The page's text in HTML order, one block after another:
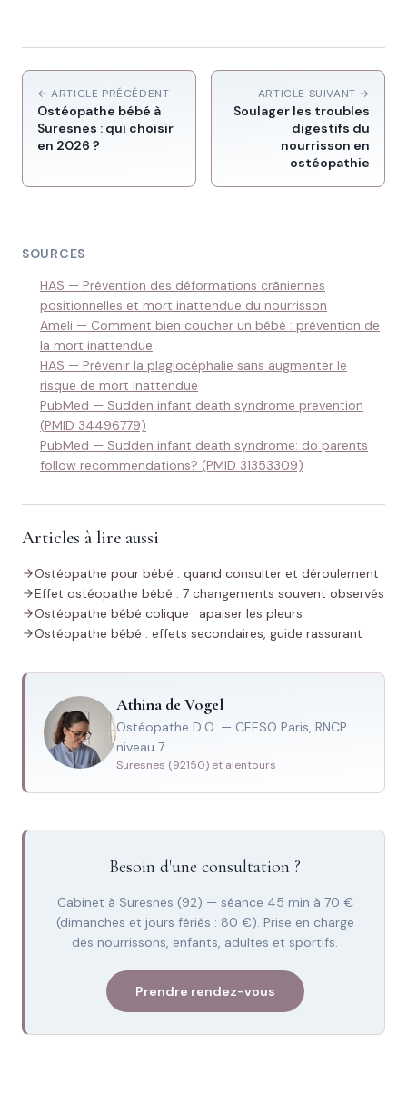
← ARTICLE PRÉCÉDENT
Ostéopathe bébé à
Suresnes : qui choisir
en 2026 ?
ARTICLE SUIVANT →
Soulager les troubles
digestifs du
nourrisson en
ostéopathie
SOURCES
HAS — Prévention des déformations crâniennes
positionnelles et mort inattendue du nourrisson
Ameli — Comment bien coucher un bébé : prévention de
la mort inattendue
HAS — Prévenir la plagiocéphalie sans augmenter le
risque de mort inattendue
PubMed — Sudden infant death syndrome prevention
(PMID 34496779)
PubMed — Sudden infant death syndrome: do parents
follow recommendations? (PMID 31353309)
Articles à lire aussi
Ostéopathe pour bébé : quand consulter et déroulement
Effet ostéopathe bébé : 7 changements souvent observés
Ostéopathe bébé colique : apaiser les pleurs
Ostéopathe bébé : effets secondaires, guide rassurant
Athina de Vogel
Ostéopathe D.O. — CEESO Paris, RNCP
niveau 7
Suresnes (92150) et alentours
Besoin d'une consultation ?
Cabinet à Suresnes (92) — séance 45 min à 70 €
(dimanches et jours fériés : 80 €). Prise en charge
des nourrissons, enfants, adultes et sportifs.
Prendre rendez-vous